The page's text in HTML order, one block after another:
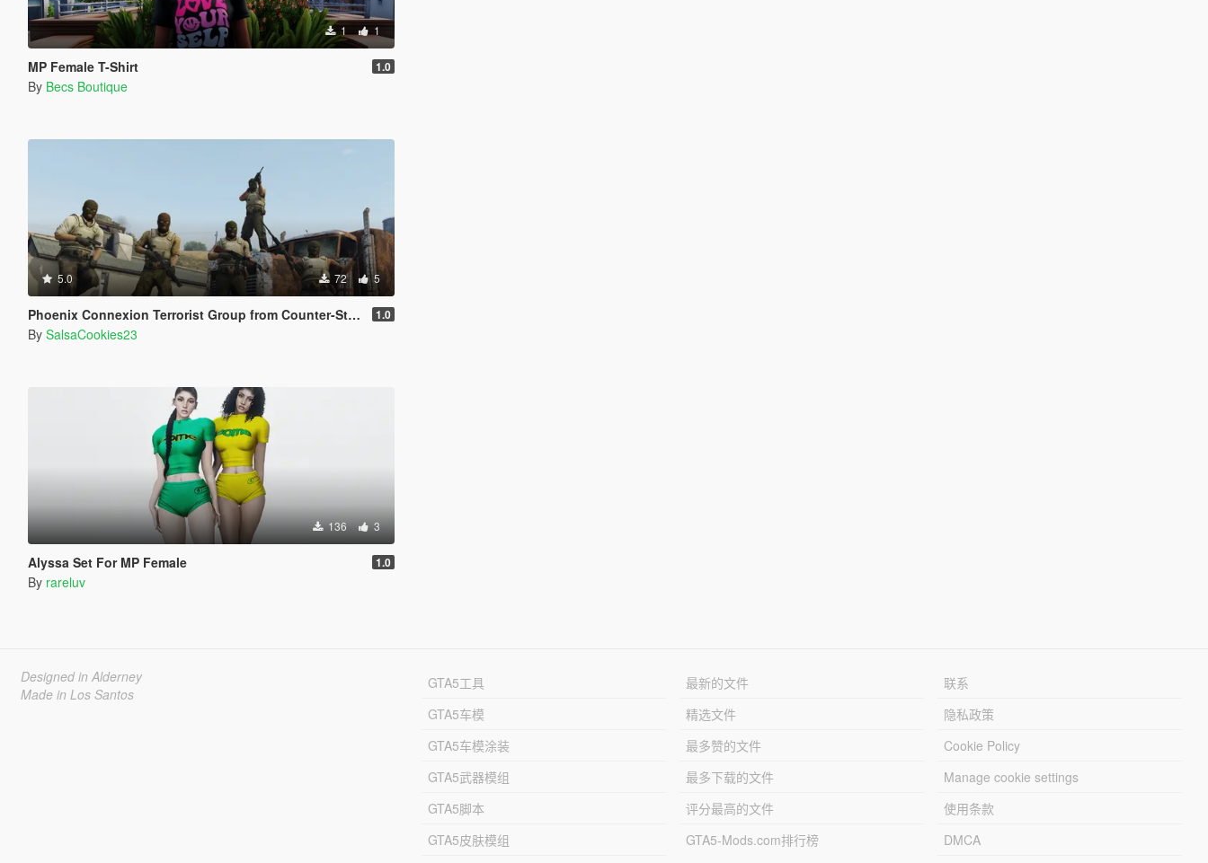
1 1
MP Female T-Shirt 1.0
By Becs Boutique
5.0 72 5
Phoenix Connexion Terrorist Group from Counter-Strike: Global Offensive (Shattered Web + Broken Fang skins included) 1.0
By SalsaCookies23
136 3
Alyssa Set For MP Female 1.0
By rareluv
Designed in Alderney
Made in Los Santos
GTA5工具
GTA5车模
GTA5车模涂装
GTA5武器模组
GTA5脚本
GTA5皮肤模组
最新的文件
精选文件
最多赞的文件
最多下载的文件
评分最高的文件
GTA5-Mods.com排行榜
联系
隐私政策
Cookie Policy
Manage cookie settings
使用条款
DMCA